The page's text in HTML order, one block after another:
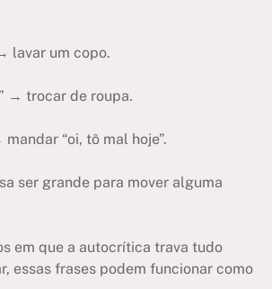
lavar um copo.
→ trocar de roupa.
“oi, tô mal hoje”.
ser grande para mover alguma
em que a autocrítica trava tudo
essas frases podem funcionar como